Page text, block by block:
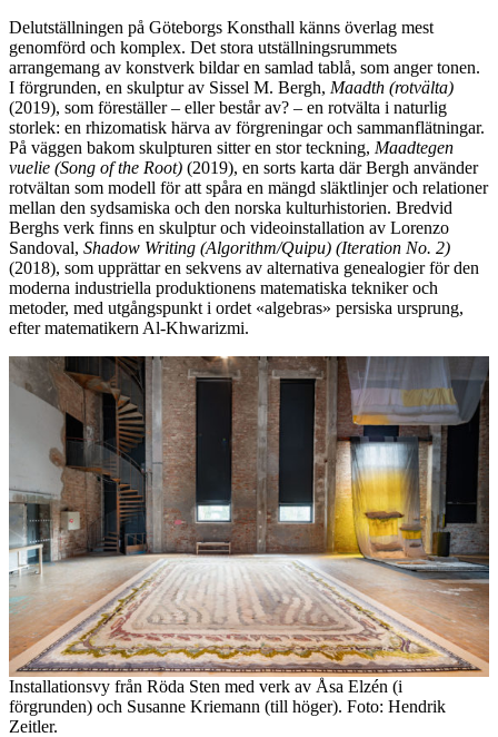
Delutställningen på Göteborgs Konsthall känns överlag mest
genomförd och komplex. Det stora utställningsrummets
arrangemang av konstverk bildar en samlad tablå, som anger tonen.
I förgrunden, en skulptur av Sissel M. Bergh, Maadth (rotvälta)
(2019), som föreställer – eller består av? – en rotvälta i naturlig
storlek: en rhizomatisk härva av förgreningar och sammanflätningar.
På väggen bakom skulpturen sitter en stor teckning, Maadtegen
vuelie (Song of the Root) (2019), en sorts karta där Bergh använder
rotvältan som modell för att spåra en mängd släktlinjer och relationer
mellan den sydsamiska och den norska kulturhistorien. Bredvid
Berghs verk finns en skulptur och videoinstallation av Lorenzo
Sandoval, Shadow Writing (Algorithm/Quipu) (Iteration No. 2)
(2018), som upprättar en sekvens av alternativa genealogier för den
moderna industriella produktionens matematiska tekniker och
metoder, med utgångspunkt i ordet «algebras» persiska ursprung,
efter matematikern Al-Khwarizmi.
Installationsvy från Röda Sten med verk av Åsa Elzén (i
förgrunden) och Susanne Kriemann (till höger). Foto: Hendrik
Zeitler.